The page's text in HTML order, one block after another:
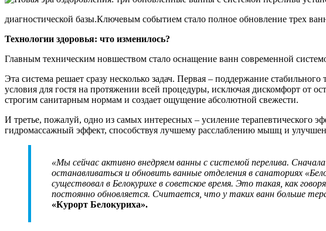
диагностической базы.Ключевым событием стало полное обновление трех
Технологии здоровья: что изменилось?
Главным техническим новшеством стало оснащение ванн современной
Эта система решает сразу несколько задач. Первая – поддержание
условия для гостя на протяжении всей процедуры, исключая дискомфорт от
строгим санитарным нормам и создает ощущение абсолютной свежести.
И третье, пожалуй, одно из самых интересных – усиление терапевтического
гидромассажный эффект, способствуя лучшему расслаблению мышц и
«Мы сейчас активно внедряем ванны с системой перелива.
останавливаться и обновить ванные отделения в санаториях
существовал в Белокурихе в советское время. Это такая, как
постоянно обновляется. Считается, что у таких ванн больше
«Курорт Белокуриха».